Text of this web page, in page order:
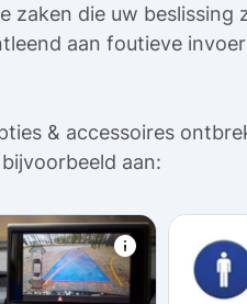
zaken die uw beslissing
aan foutieve
& accessoires
aan: